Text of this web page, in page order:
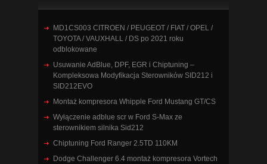
MD1CS003 CITROEN / PEUGEOT / FIAT / OPEL /
TOYOTA / VAUXHALL / DS po 2021 roku
odblokowane
Usuwanie AdBlue, DPF, EGR i Chiptuning –
Kompleksowa Modyfikacja Sterowników SID212 i
SID212EVO
Montaż kompresora Whipple Ford Mustang GT/CS
Wyłączenie adblue scr w Ford S-Max ze
sterownikiem silnika Sid212
Chiptuning Ford Ranger 2.5TD 110KM
Dodge Challenger 6.4 montaż kompresora Vortech